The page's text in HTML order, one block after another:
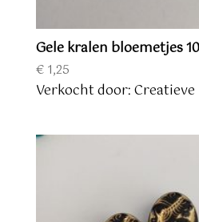
Gele kralen bloemetjes
€1,25
Verkocht door: